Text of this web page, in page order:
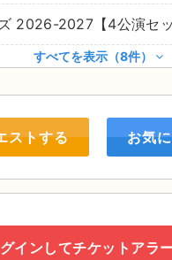
2026-2027【4公演セッ
すべてを表示（8件）
ストする お気
インしてチケットアラ